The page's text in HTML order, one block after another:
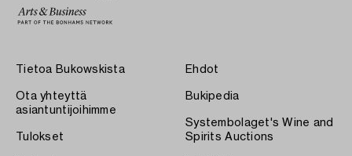
Tietoa Bukowskista
Ota yhteyttä
asiantuntijoihimme
Tulokset
Ehdot
Bukipedia
Systembolaget's Wine and
Spirits Auctions